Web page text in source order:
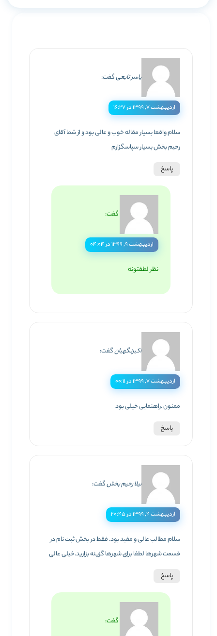
یاسر تابعیگفت:
اردیبهشت ۷, ۱۳۹۹ در ۱۶:۲۷
سلام واقعا بسیار مقاله خوب و عالی بود و از شما آقای
رحیم بخش بسیار سپاسگزارم
پاسخ
گفت:
اردیبهشت ۹, ۱۳۹۹ در ۰۴:۰۴
نظر لطفتونه
اکبرنگهبانگفت:
اردیبهشت ۷, ۱۳۹۹ در ۰۰:۱۱
ممنون .راهنمایی خیلی بود
پاسخ
لیلا رحیم بخشگفت:
اردیبهشت ۴, ۱۳۹۹ در ۲۰:۴۵
سلام مطالب عالی و مفید بود. فقط در بخش ثبت نام در
قسمت شهرها لطفا برای شهرها گزینه بزارید.خیلی عالی
پاسخ
گفت: